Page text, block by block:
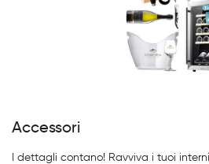
Accessori
I dettagli contano! Ravviva i tuoi